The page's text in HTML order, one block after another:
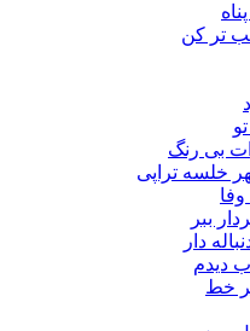
تر کن
بی رنگ
خلسه تراپی
ببر
دار
دیدم
خط